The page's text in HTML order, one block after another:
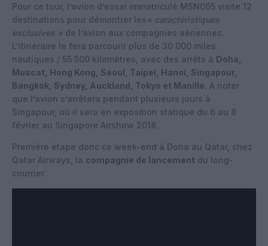
Pour ce tour, l’avion d’essai immatriculé MSN065 visite 12
destinations pour démontrer les« caractéristiques
exclusives » de l’avion aux compagnies aériennes.
L’itinéraire le fera parcourir plus de 30 000 miles
nautiques / 55 500 kilomètres, avec des arrêts à Doha,
Muscat, Hong Kong, Séoul, Taipei, Hanoi, Singapour,
Bangkok, Sydney, Auckland, Tokyo et Manille. A noter
que l’avion s’arrêtera pendant plusieurs jours à
Singapour, où il sera en exposition statique du 6 au 8
février au Singapore Airshow 2018.
Première étape donc ce week-end à Doha au Qatar, chez
Qatar Airways, la compagnie de lancement du long-
courrier.